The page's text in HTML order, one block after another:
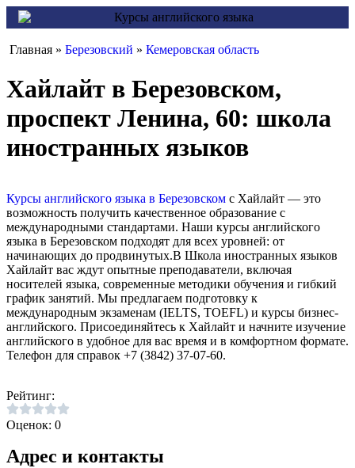
Главная » Березовский » Кемеровская область
Хайлайт в Березовском,
проспект Ленина, 60: школа
иностранных языков
Курсы английского языка в Березовском с Хайлайт — это
возможность получить качественное образование с
международными стандартами. Наши курсы английского
языка в Березовском подходят для всех уровней: от
начинающих до продвинутых.В Школа иностранных языков
Хайлайт вас ждут опытные преподаватели, включая
носителей языка, современные методики обучения и гибкий
график занятий. Мы предлагаем подготовку к
международным экзаменам (IELTS, TOEFL) и курсы бизнес-
английского. Присоединяйтесь к Хайлайт и начните изучение
английского в удобное для вас время и в комфортном формате.
Телефон для справок +7 (3842) 37-07-60.
Рейтинг:
Оценок: 0
Адрес и контакты